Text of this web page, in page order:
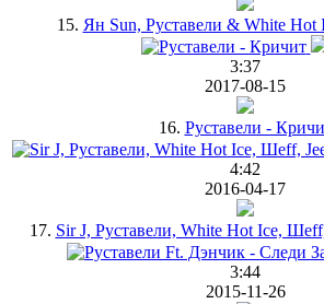
15. Ян Sun, Руставели & White
3:37
2017-08-15
16. Руставели -
4:42
2016-04-17
17. Sir J, Руставели, White Hot Ice,
3:44
2015-11-26